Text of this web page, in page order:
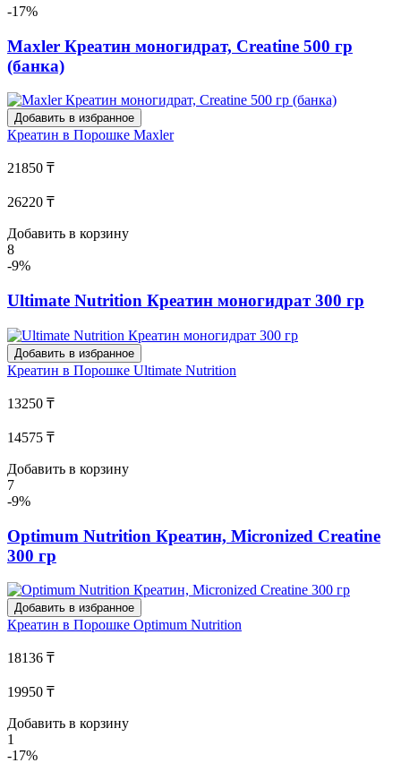
-17%
Maxler Креатин моногидрат, Creatine 500 гр
(банка)
Добавить в избранное
Креатин в Порошке Maxler
21850 ₸
26220 ₸
Добавить в корзину
8
-9%
Ultimate Nutrition Креатин моногидрат 300 гр
Добавить в избранное
Креатин в Порошке Ultimate Nutrition
13250 ₸
14575 ₸
Добавить в корзину
7
-9%
Optimum Nutrition Креатин, Micronized Creatine
300 гр
Добавить в избранное
Креатин в Порошке Optimum Nutrition
18136 ₸
19950 ₸
Добавить в корзину
1
-17%